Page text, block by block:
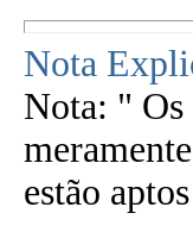
Nota
Nota: " Os
estão